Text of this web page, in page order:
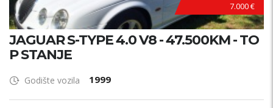
7.000 €
JAGUAR S-TYPE 4.0 V8 - 47.500KM - TO
P STANJE
Godište vozila 1999